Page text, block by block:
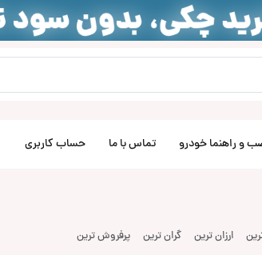
و راهنما خودرو تماس با ما حساب کاربری
ارزان ترین گران ترین پرفروش ترین